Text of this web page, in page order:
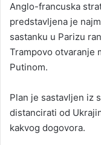
Anglo-francuska
predstavljena je
sastanku u Parizu
Trampovo otvaranje
Putinom.
Plan je sastavljen iz
distancirati od
kakvog dogovora.